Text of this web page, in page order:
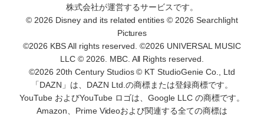
株式会社が運営するサービスです。
© 2026 Disney and its related entities © 2026 Searchlight
Pictures
©2026 KBS All rights reserved. ©2026 UNIVERSAL MUSIC
LLC © 2026. MBC. All Rights reserved.
©2026 20th Century Studios © KT StudioGenie Co., Ltd
「DAZN」は、DAZN Ltd.の商標または登録商標です。
YouTube およびYouTube ロゴは、Google LLC の商標です。
Amazon、Prime Videoおよび関連する全ての商標は